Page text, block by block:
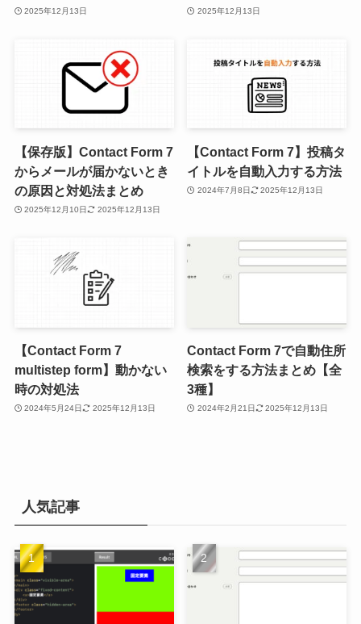
2025年12月13日 2025年12月13日
【保存版】Contact Form 7
からメールが届かないとき
の原因と対処法まとめ
2025年12月10日 2025年12月13日
【Contact Form 7】投稿タ
イトルを自動入力する方法
2024年7月8日 2025年12月13日
【Contact Form 7
multistep form】動かない
時の対処法
2024年5月24日 2025年12月13日
Contact Form 7で自動住所
検索をする方法まとめ【全
3種】
2024年2月21日 2025年12月13日
人気記事